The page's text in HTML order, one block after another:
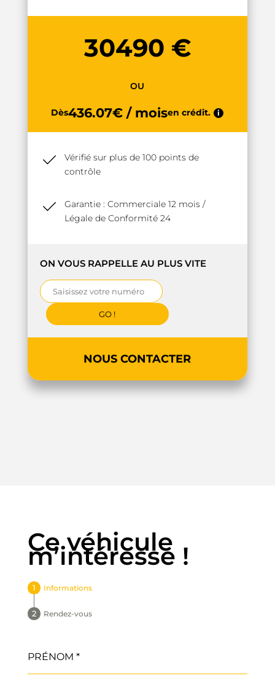
30490 €
OU
Dès436.07€ / moisen crédit. i
Vérifié sur plus de 100 points de
contrôle
Garantie : Commerciale 12 mois /
Légale de Conformité 24
ON VOUS RAPPELLE AU PLUS VITE
NOUS CONTACTER
Ce véhicule
m’intéresse !
Informations
Rendez-vous
PRÉNOM *